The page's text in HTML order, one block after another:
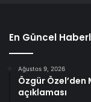
En Güncel
Ağustos 9, 2026
Özgür
açıklaması